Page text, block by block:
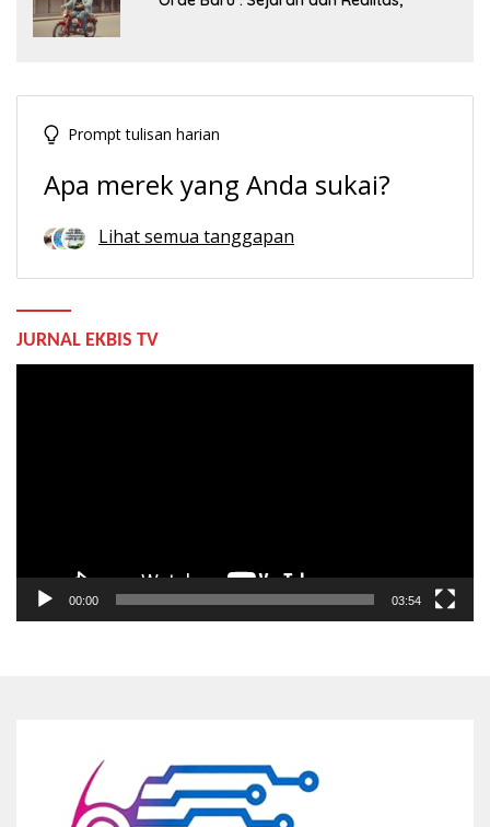
Prompt tulisan harian
Apa merek yang Anda sukai?
Lihat semua tanggapan
JURNAL EKBIS TV
00:00 03:54